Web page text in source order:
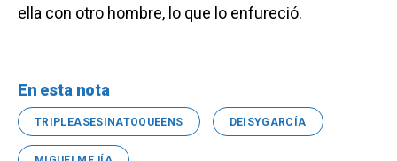
ella con otro hombre, lo que lo enfureció.
En esta nota
TRIPLEASESINATOQUEENS DEISYGARCÍA